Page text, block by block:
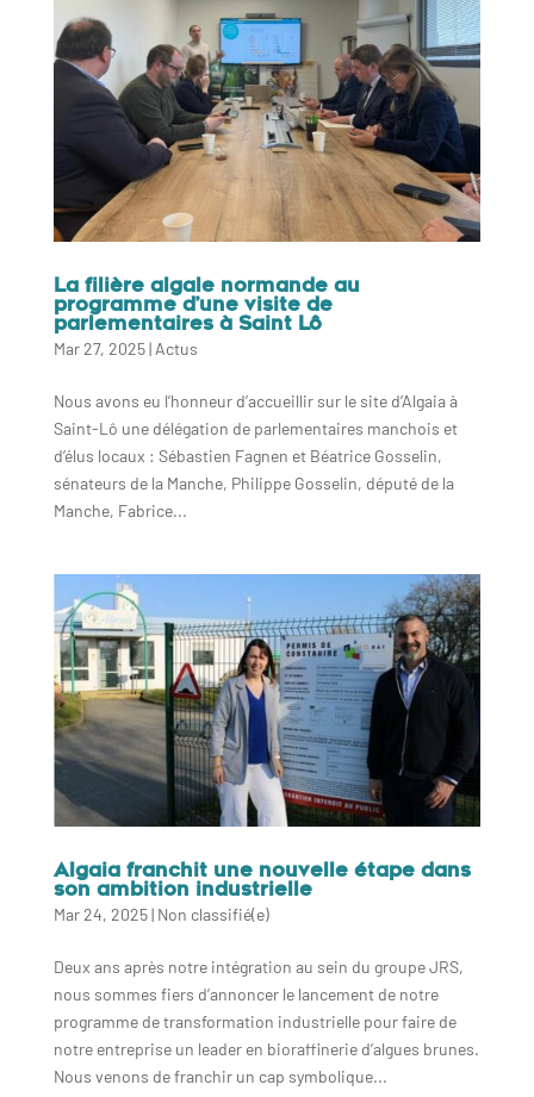
La filière algale normande au
programme d’une visite de
parlementaires à Saint Lô
Mar 27, 2025| Actus
Nous avons eu l’honneur d’accueillir sur le site d’Algaia à
Saint-Lô une délégation de parlementaires manchois et
d’élus locaux : Sébastien Fagnen et Béatrice Gosselin,
sénateurs de la Manche, Philippe Gosselin, député de la
Manche, Fabrice...
Algaia franchit une nouvelle étape dans
son ambition industrielle
Mar 24, 2025| Non classifié(e)
Deux ans après notre intégration au sein du groupe JRS,
nous sommes fiers d’annoncer le lancement de notre
programme de transformation industrielle pour faire de
notre entreprise un leader en bioraffinerie d’algues brunes.
Nous venons de franchir un cap symbolique...